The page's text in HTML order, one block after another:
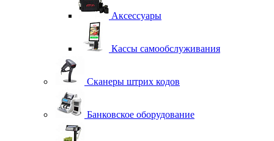
Аксессуары
Кассы самообслуживания
Сканеры штрих кодов
Банковское оборудование